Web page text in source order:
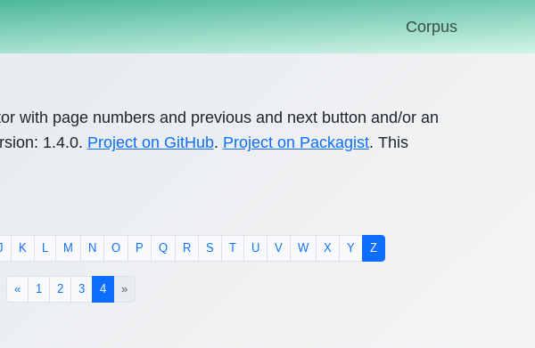
Corpus
with page numbers and previous and next button and/or an
1.4.0. Project on GitHub. Project on Packagist. This
K L M N O P Q R S U V W X Y Z
« 1 2 3 4(current)
»